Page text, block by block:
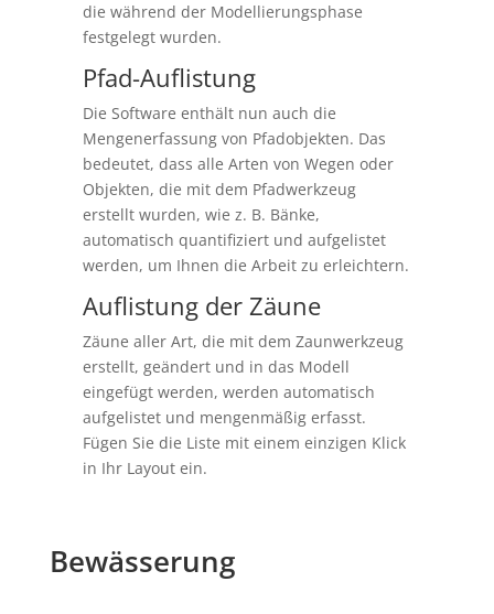
die während der Modellierungsphase
festgelegt wurden.
Pfad-Auflistung
Die Software enthält nun auch die
Mengenerfassung von Pfadobjekten. Das
bedeutet, dass alle Arten von Wegen oder
Objekten, die mit dem Pfadwerkzeug
erstellt wurden, wie z. B. Bänke,
automatisch quantifiziert und aufgelistet
werden, um Ihnen die Arbeit zu erleichtern.
Auflistung der Zäune
Zäune aller Art, die mit dem Zaunwerkzeug
erstellt, geändert und in das Modell
eingefügt werden, werden automatisch
aufgelistet und mengenmäßig erfasst.
Fügen Sie die Liste mit einem einzigen Klick
in Ihr Layout ein.
Bewässerung